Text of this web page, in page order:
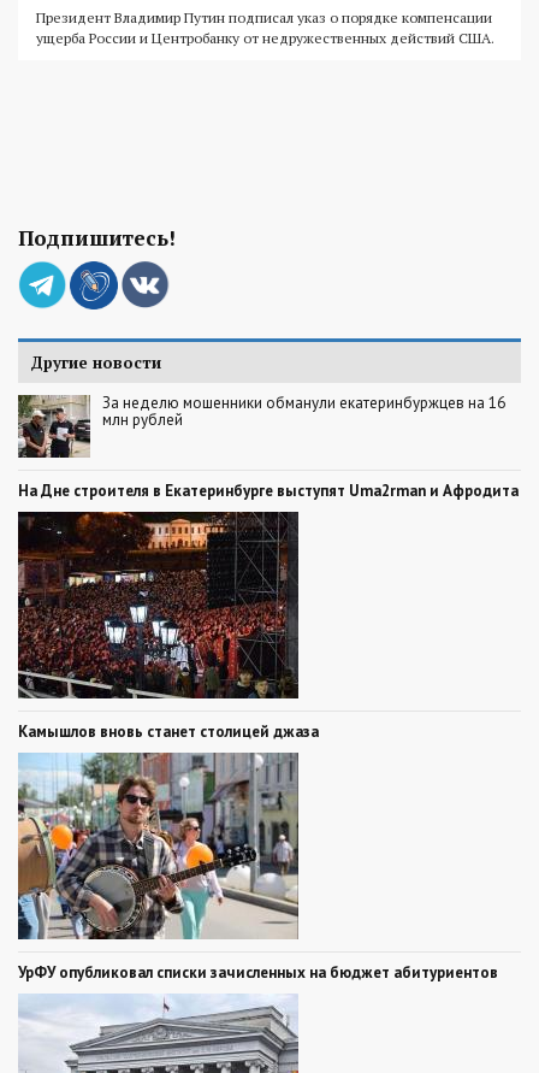
Президент Владимир Путин подписал указ о порядке компенсации
ущерба России и Центробанку от недружественных действий США.
Подпишитесь!
Другие новости
За неделю мошенники обманули екатеринбуржцев на 16
млн рублей
На Дне строителя в Екатеринбурге выступят Uma2rman и Афродита
Камышлов вновь станет столицей джаза
УрФУ опубликовал списки зачисленных на бюджет абитуриентов